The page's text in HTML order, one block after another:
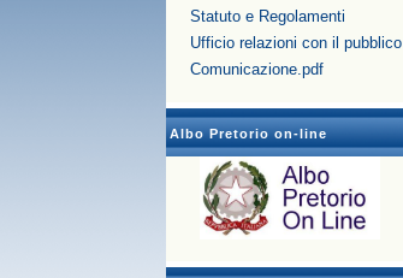
Statuto e Regolamenti
Ufficio relazioni con il pubblico
Comunicazione.pdf
Albo Pretorio on-line